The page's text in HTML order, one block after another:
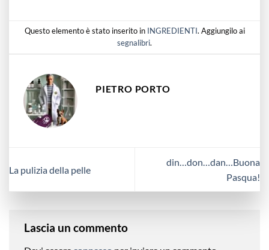
Questo elemento è stato inserito in INGREDIENTI. Aggiungilo ai
segnalibri.
PIETRO PORTO
La pulizia della pelle
din…don…dan…Buona
Pasqua!
Lascia un commento